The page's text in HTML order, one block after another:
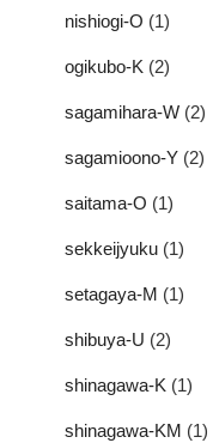
nishiogi-O (1)
ogikubo-K (2)
sagamihara-W (2)
sagamioono-Y (2)
saitama-O (1)
sekkeijyuku (1)
setagaya-M (1)
shibuya-U (2)
shinagawa-K (1)
shinagawa-KM (1)